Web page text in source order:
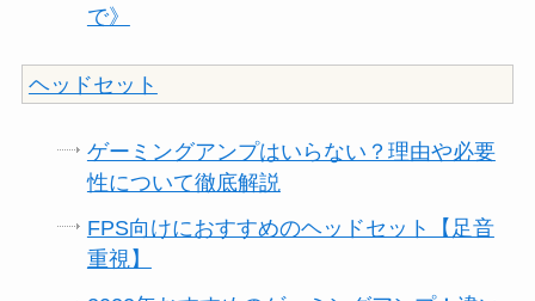
で》
ヘッドセット
ゲーミングアンプはいらない？理由や必要
性について徹底解説
FPS向けにおすすめのヘッドセット【足音
重視】